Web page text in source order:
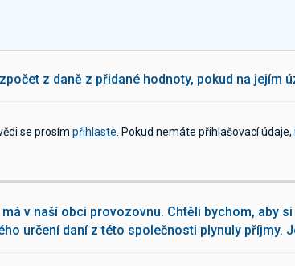
z daně z přidané hodnoty, pokud na jejím
se prosím přihlaste . Pokud nemáte přihlašovací údaje,
v naší obci provozovnu. Chtěli bychom, aby
určení daní z této společnosti plynuly příjmy.